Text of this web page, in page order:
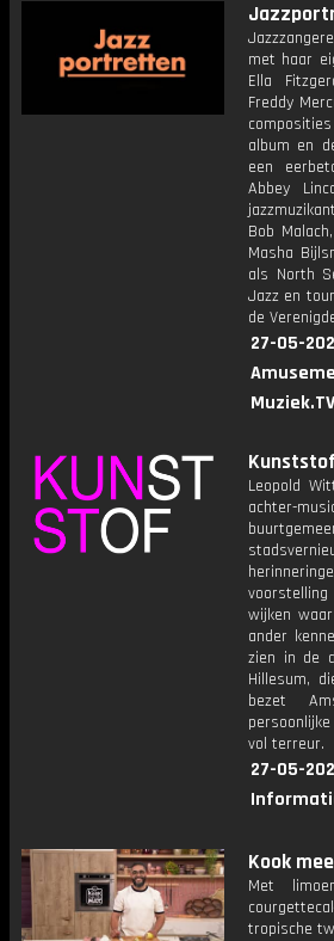
met haar
Ella
Freddy
album en
een
Abbey
Bob
Masha
als North
Jazz en
de
27-05-
Muziek.TV
Leopold
achter-
wijken
ander
zien in de
Hillesum,
bezet
vol terreur.
27-05-
Kook
Met
tropische